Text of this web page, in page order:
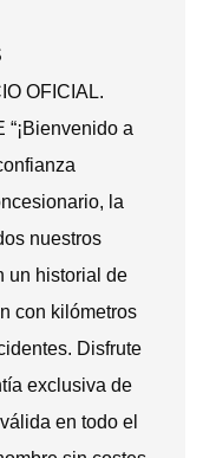
OFICIAL.
a
la
nuestros
un historial de
con kilómetros
Disfrute
exclusiva de
en todo el